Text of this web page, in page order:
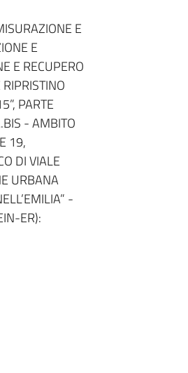
E
E
E RECUPERO
PARTE
- AMBITO
19,
DI VIALE
URBANA
-
ER):